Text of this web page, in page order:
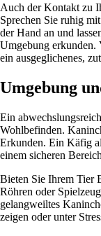
Auch der Kontakt zu
Sprechen Sie ruhig
der Hand an und
Umgebung erkunden.
ein ausgeglichenes,
Umgebung
Ein
Wohlbefinden.
Erkunden. Ein Käfig
einem sicheren
Bieten Sie Ihrem Tier
Röhren oder
gelangweiltes
zeigen oder unter